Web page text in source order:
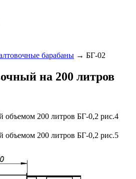
барабаны → БГ-02
на 200 литров